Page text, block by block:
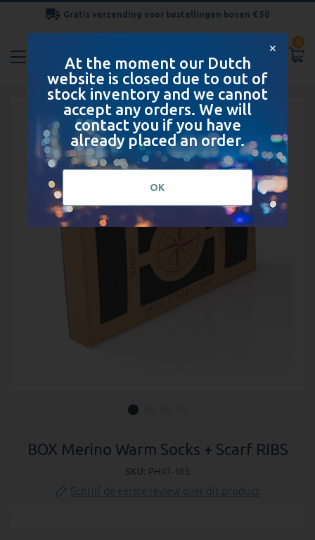
At the moment our Dutch
website is closed due to out of
stock inventory and we cannot
accept any orders. We will
contact you if you have
already placed an order.
OK
✕
0
Gratis verzending voor bestellingen boven € 50
de
afbeeldingen-
BOX Merino Warm Socks + Scarf RIBS
SKU PH47-105
Schrijf de eerste review over dit product